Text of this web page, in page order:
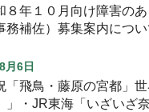
８年１０月向け障害の
務補佐）募集案内につい
月6日
「飛鳥・藤原の宮都」
」・JR東海「いざいざ